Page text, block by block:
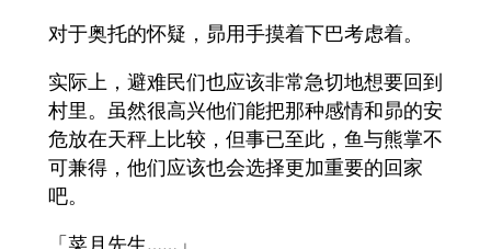
对于奥托的怀疑，昴用手摸着下巴考虑着。
实际上，避难民们也应该非常急切地想要回到
村里。虽然很高兴他们能把那种感情和昴的安
危放在天秤上比较，但事已至此，鱼与熊掌不
可兼得，他们应该也会选择更加重要的回家
吧。